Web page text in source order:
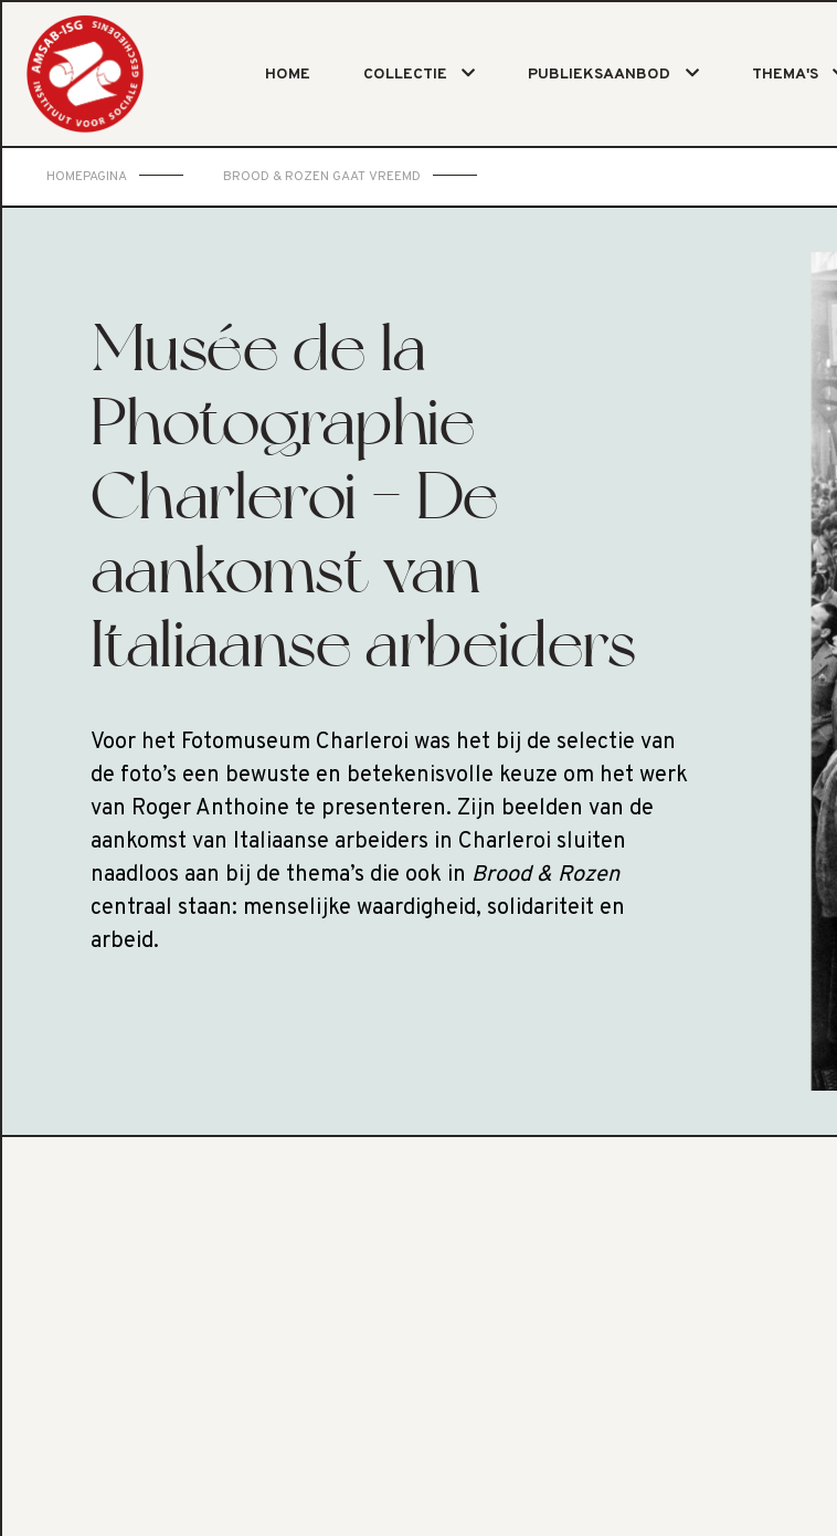
HOME COLLECTIE PUBLIEKSAANBOD THEMA'S
HOMEPAGINA BROOD & ROZEN GAAT VREEMD
Musée de la
Photographie
Charleroi - De
aankomst van
Italiaanse arbeiders
Voor het Fotomuseum Charleroi was het bij de selectie van
de foto’s een bewuste en betekenisvolle keuze om het werk
van Roger Anthoine te presenteren. Zijn beelden van de
aankomst van Italiaanse arbeiders in Charleroi sluiten
naadloos aan bij de thema’s die ook in Brood & Rozen
centraal staan: menselijke waardigheid, solidariteit en
arbeid.